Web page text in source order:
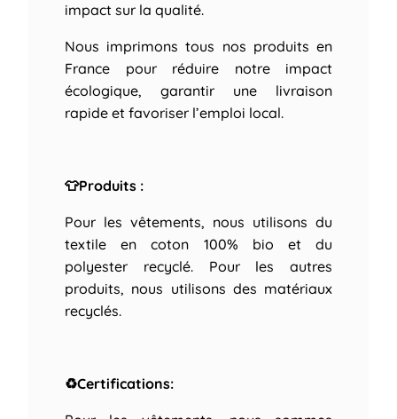
impact sur la qualité.
Nous imprimons tous nos produits en
France pour réduire notre impact
écologique, garantir une livraison
rapide et favoriser l’emploi local.
👕Produits :
Pour les vêtements, nous utilisons du
textile en coton 100% bio et du
polyester recyclé. Pour les autres
produits, nous utilisons des matériaux
recyclés.
♻Certifications: